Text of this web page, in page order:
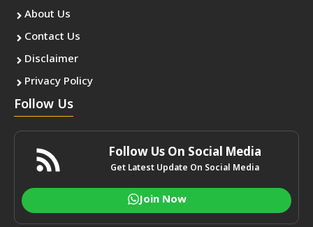
About Us
Contact Us
Disclaimer
Privacy Policy
Follow Us
Follow Us On Social Media
Get Latest Update On Social Media
Join Now